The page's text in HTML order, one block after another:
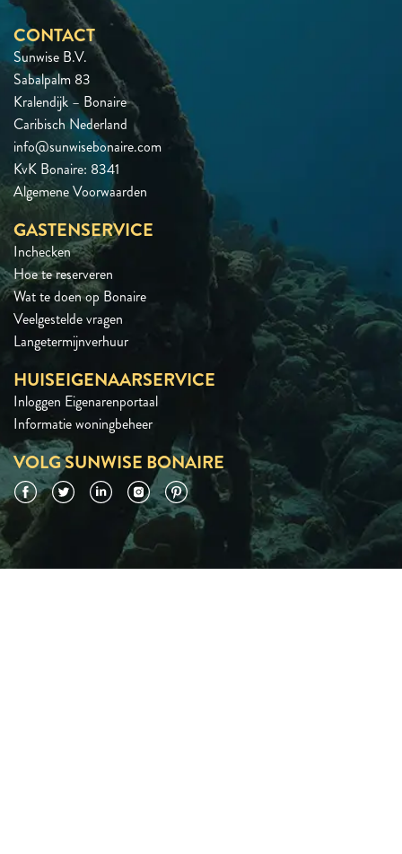
CONTACT
Sunwise B.V.
Sabalpalm 83
Kralendijk – Bonaire
Caribisch Nederland
info@sunwisebonaire.com
KvK Bonaire: 8341
Algemene Voorwaarden
GASTENSERVICE
Inchecken
Hoe te reserveren
Wat te doen op Bonaire
Veelgestelde vragen
Langetermijnverhuur
HUISEIGENAARSERVICE
Inloggen Eigenarenportaal
Informatie woningbeheer
VOLG SUNWISE BONAIRE